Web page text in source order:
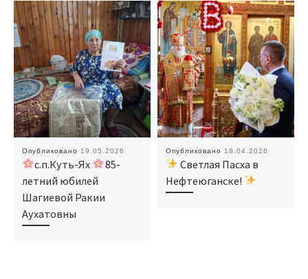
Опубликовано 19.05.2026
с.п.Куть-Ях
85-
летний юбилей
Шагиевой Ракии
Аухатовны
Опубликовано 18.04.2026
Светлая Пасха в
Нефтеюганске!